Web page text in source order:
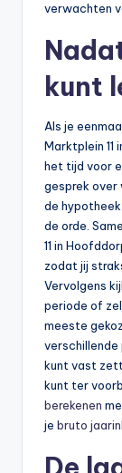
verwachten
kunt
Als je
Marktplein
het tijd voor
gesprek over
de
de orde.
11 in
zodat jij
Vervolgens
periode of
meeste
verschillende
kunt vast
kunt ter
berekenen
je bruto